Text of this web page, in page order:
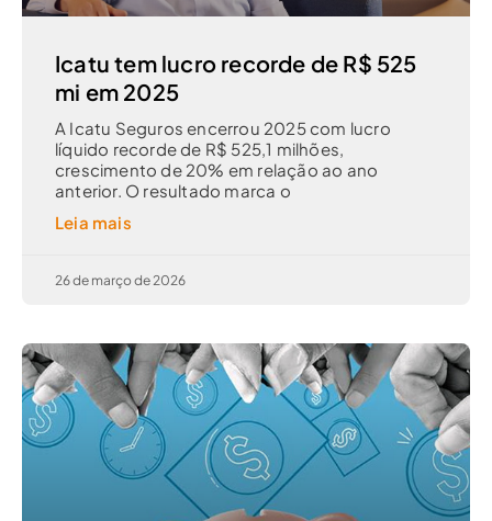
Icatu tem lucro recorde de R$ 525
mi em 2025
A Icatu Seguros encerrou 2025 com lucro
líquido recorde de R$ 525,1 milhões,
crescimento de 20% em relação ao ano
anterior. O resultado marca o
Leia mais
26 de março de 2026